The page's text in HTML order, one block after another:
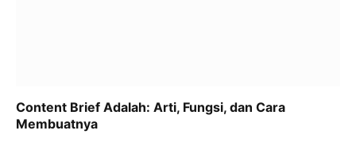
Content Brief Adalah: Arti, Fungsi, dan Cara
Membuatnya